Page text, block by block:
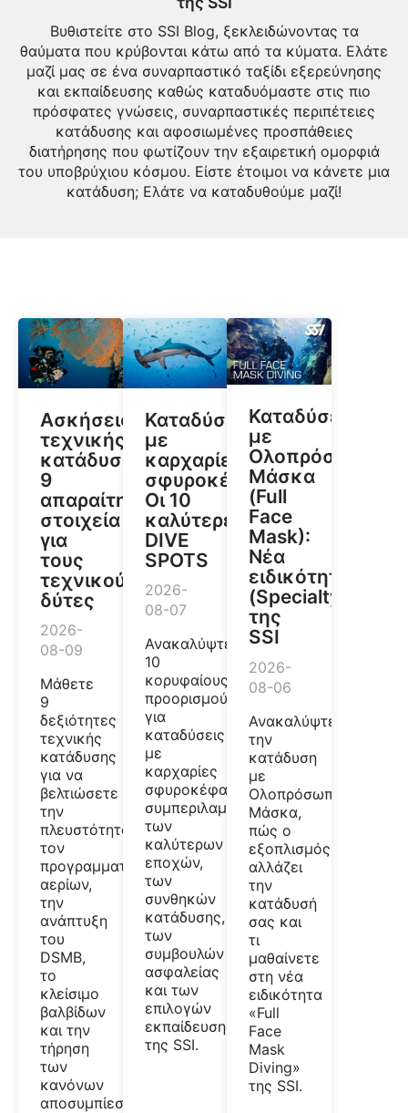
Βυθιστείτε στο SSI Blog, ξεκλειδώνοντας τα
θαύματα που κρύβονται κάτω από τα κύματα. Ελάτε
μαζί μας σε ένα συναρπαστικό ταξίδι εξερεύνησης
και εκπαίδευσης καθώς καταδυόμαστε στις πιο
πρόσφατες γνώσεις, συναρπαστικές περιπέτειες
κατάδυσης και αφοσιωμένες προσπάθειες
διατήρησης που φωτίζουν την εξαιρετική ομορφιά
του υποβρύχιου κόσμου. Είστε έτοιμοι να κάνετε μια
κατάδυση; Ελάτε να καταδυθούμε μαζί!
Ασκήσεις
τεχνικής
κατάδυσης:
9
απαραίτητα
στοιχεία
για
τους
τεχνικούς
δύτες
2026-
08-09
Μάθετε
9
δεξιότητες
τεχνικής
κατάδυσης
για να
βελτιώσετε
την
πλευστότητα,
τον
προγραμματισμό
αερίων,
την
ανάπτυξη
του
DSMB,
το
κλείσιμο
βαλβίδων
και την
τήρηση
των
κανόνων
αποσυμπίεσης.
Καταδύσεις
με
καρχαρίες
σφυροκέφαλους:
Οι 10
καλύτερες
DIVE
SPOTS
2026-
08-07
Ανακαλύψτε
10
κορυφαίους
προορισμούς
για
καταδύσεις
με
καρχαρίες
σφυροκέφαλους,
συμπεριλαμβανομένων
των
καλύτερων
εποχών,
των
συνθηκών
κατάδυσης,
των
συμβουλών
ασφαλείας
και των
επιλογών
εκπαίδευσης
της SSI.
Καταδύσεις
με
Ολοπρόσωπη
Μάσκα
(Full
Face
Mask):
Νέα
ειδικότητα
(Specialty)
της
SSI
2026-
08-06
Ανακαλύψτε
την
κατάδυση
με
Ολοπρόσωπη
Μάσκα,
πώς ο
εξοπλισμός
αλλάζει
την
κατάδυσή
σας και
τι
μαθαίνετε
στη νέα
ειδικότητα
«Full
Face
Mask
Diving»
της SSI.